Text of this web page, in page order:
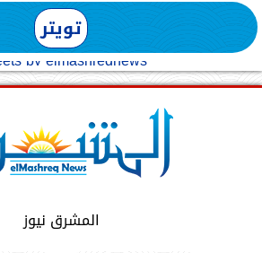
تويتر
by elmashreqnews
المشرق نيوز